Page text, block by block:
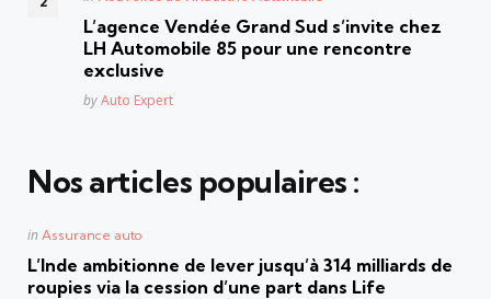
L’agence Vendée Grand Sud s’invite chez
LH Automobile 85 pour une rencontre
exclusive
Posted
byAuto Expert
Nos articles populaires :
Posted
in Assurance auto
L’Inde ambitionne de lever jusqu’à 314 milliards de
roupies via la cession d’une part dans Life